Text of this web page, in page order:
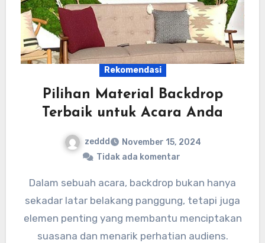
Rekomendasi
Pilihan Material Backdrop
Terbaik untuk Acara Anda
zeddd
November 15, 2024
Tidak ada komentar
Dalam sebuah acara, backdrop bukan hanya
sekadar latar belakang panggung, tetapi juga
elemen penting yang membantu menciptakan
suasana dan menarik perhatian audiens.